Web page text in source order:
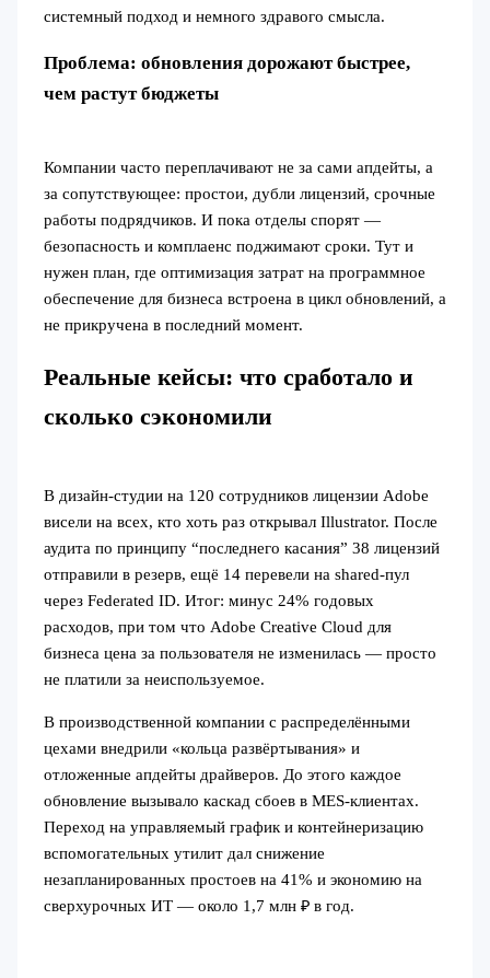
системный подход и немного здравого смысла.
Проблема: обновления дорожают быстрее,
чем растут бюджеты
Компании часто переплачивают не за сами апдейты, а
за сопутствующее: простои, дубли лицензий, срочные
работы подрядчиков. И пока отделы спорят —
безопасность и комплаенс поджимают сроки. Тут и
нужен план, где оптимизация затрат на программное
обеспечение для бизнеса встроена в цикл обновлений, а
не прикручена в последний момент.
Реальные кейсы: что сработало и
сколько сэкономили
В дизайн-студии на 120 сотрудников лицензии Adobe
висели на всех, кто хоть раз открывал Illustrator. После
аудита по принципу “последнего касания” 38 лицензий
отправили в резерв, ещё 14 перевели на shared-пул
через Federated ID. Итог: минус 24% годовых
расходов, при том что Adobe Creative Cloud для
бизнеса цена за пользователя не изменилась — просто
не платили за неиспользуемое.
В производственной компании с распределёнными
цехами внедрили «кольца развёртывания» и
отложенные апдейты драйверов. До этого каждое
обновление вызывало каскад сбоев в MES-клиентах.
Переход на управляемый график и контейнеризацию
вспомогательных утилит дал снижение
незапланированных простоев на 41% и экономию на
сверхурочных ИТ — около 1,7 млн ₽ в год.